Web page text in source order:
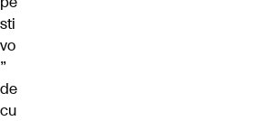
sti
vo
”
de
cu